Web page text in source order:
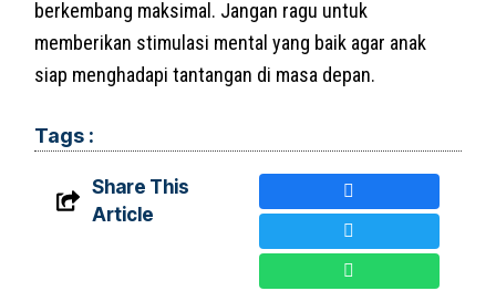
berkembang maksimal. Jangan ragu untuk
memberikan stimulasi mental yang baik agar anak
siap menghadapi tantangan di masa depan.
Tags :
Share This
Article